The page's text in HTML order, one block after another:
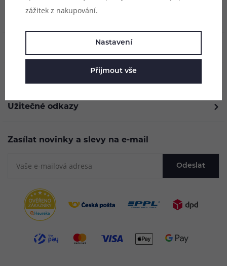
Užitečné odkazy
Zasílat novinky a slevy na e-mail
Odeslat
zážitek z nakupování.
Nastavení
Přijmout vše